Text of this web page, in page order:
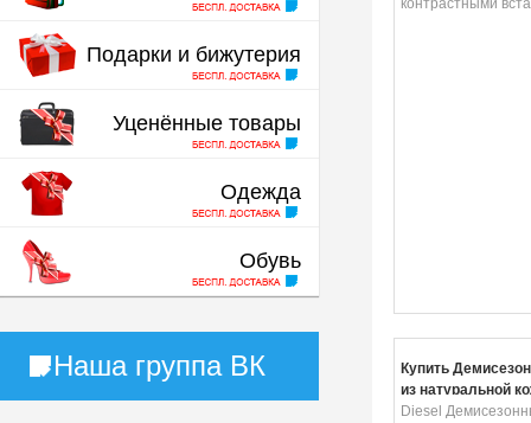
Подарки и бижутерия
Уценённые товары
Одежда
Обувь
Наша группа ВК
контрастными
Купить
из натуральной
Diesel